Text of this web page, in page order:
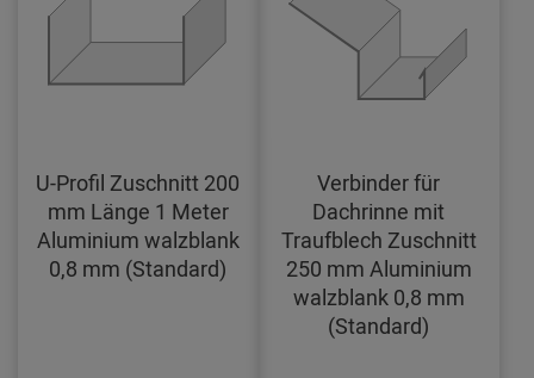
U-Profil Zuschnitt 200
mm Länge 1 Meter
Aluminium walzblank
0,8 mm (Standard)
Verbinder für
Dachrinne mit
Traufblech Zuschnitt
250 mm Aluminium
walzblank 0,8 mm
(Standard)